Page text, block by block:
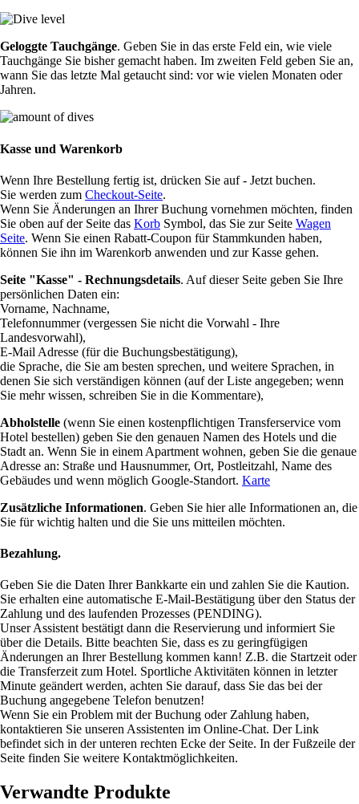
Geloggte Tauchgänge. Geben Sie in das erste Feld ein, wie viele
Tauchgänge Sie bisher gemacht haben. Im zweiten Feld geben Sie an,
wann Sie das letzte Mal getaucht sind: vor wie vielen Monaten oder
Jahren.
Kasse und Warenkorb
Wenn Ihre Bestellung fertig ist, drücken Sie auf - Jetzt buchen.
Sie werden zum Checkout-Seite.
Wenn Sie Änderungen an Ihrer Buchung vornehmen möchten, finden
Sie oben auf der Seite das Korb Symbol, das Sie zur Seite Wagen
Seite. Wenn Sie einen Rabatt-Coupon für Stammkunden haben,
können Sie ihn im Warenkorb anwenden und zur Kasse gehen.
Seite "Kasse" - Rechnungsdetails. Auf dieser Seite geben Sie Ihre
persönlichen Daten ein:
Vorname, Nachname,
Telefonnummer (vergessen Sie nicht die Vorwahl - Ihre
Landesvorwahl),
E-Mail Adresse (für die Buchungsbestätigung),
die Sprache, die Sie am besten sprechen, und weitere Sprachen, in
denen Sie sich verständigen können (auf der Liste angegeben; wenn
Sie mehr wissen, schreiben Sie in die Kommentare),
Abholstelle (wenn Sie einen kostenpflichtigen Transferservice vom
Hotel bestellen) geben Sie den genauen Namen des Hotels und die
Stadt an. Wenn Sie in einem Apartment wohnen, geben Sie die genaue
Adresse an: Straße und Hausnummer, Ort, Postleitzahl, Name des
Gebäudes und wenn möglich Google-Standort. Karte
Zusätzliche Informationen. Geben Sie hier alle Informationen an, die
Sie für wichtig halten und die Sie uns mitteilen möchten.
Bezahlung.
Geben Sie die Daten Ihrer Bankkarte ein und zahlen Sie die Kaution.
Sie erhalten eine automatische E-Mail-Bestätigung über den Status der
Zahlung und des laufenden Prozesses (PENDING).
Unser Assistent bestätigt dann die Reservierung und informiert Sie
über die Details. Bitte beachten Sie, dass es zu geringfügigen
Änderungen an Ihrer Bestellung kommen kann! Z.B. die Startzeit oder
die Transferzeit zum Hotel. Sportliche Aktivitäten können in letzter
Minute geändert werden, achten Sie darauf, dass Sie das bei der
Buchung angegebene Telefon benutzen!
Wenn Sie ein Problem mit der Buchung oder Zahlung haben,
kontaktieren Sie unseren Assistenten im Online-Chat. Der Link
befindet sich in der unteren rechten Ecke der Seite. In der Fußzeile der
Seite finden Sie weitere Kontaktmöglichkeiten.
Verwandte Produkte